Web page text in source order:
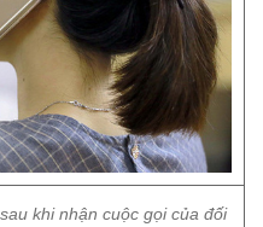
khi nhận cuộc gọi của đối